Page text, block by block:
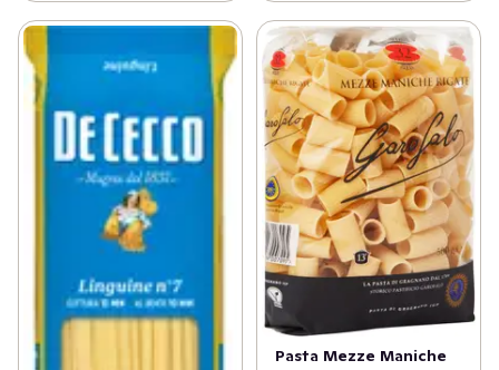
Pasta Mezze Maniche